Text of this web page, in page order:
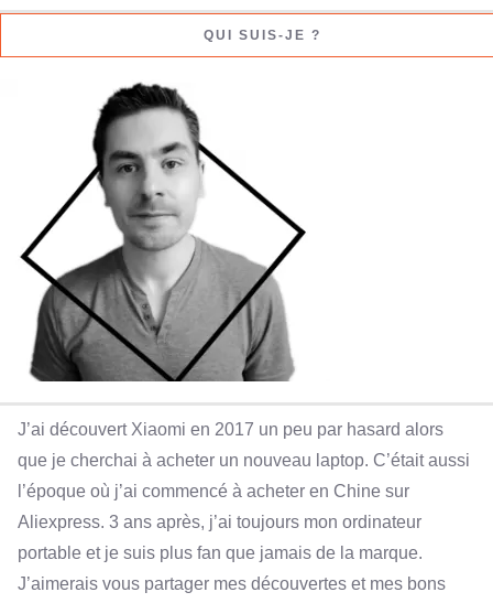
QUI SUIS-JE ?
J’ai découvert Xiaomi en 2017 un peu par hasard alors
que je cherchai à acheter un nouveau laptop. C’était aussi
l’époque où j’ai commencé à acheter en Chine sur
Aliexpress. 3 ans après, j’ai toujours mon ordinateur
portable et je suis plus fan que jamais de la marque.
J’aimerais vous partager mes découvertes et mes bons